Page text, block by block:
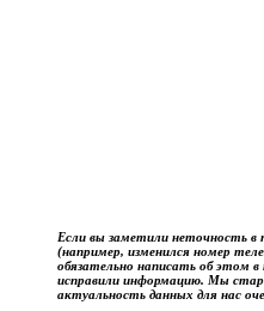
Если вы заметили неточность в
(например, изменился номер
обязательно написать об этом
исправили информацию. Мы
актуальность данных для нас